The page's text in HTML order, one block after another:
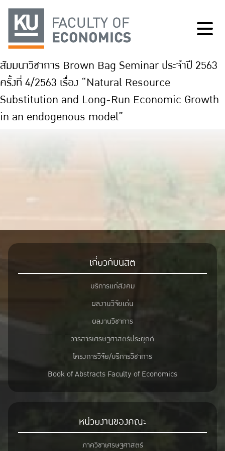
สัมมนาวิชาการ Brown Bag Seminar ประจำปี 2563
ครั้งที่ 4/2563 เรื่อง “Natural Resource
Substitution and Long-Run Economic Growth
in an endogenous model”
เกี่ยวกับนิสิต
บริการแก่สังคม
ผลงานวิจัยเด่น
ผลงานวิชาการ
วารสารเศรษฐศาสตร์ประยุกต์
โครงการวิจัย/บริการวิชาการ
Book of Abstracts Faculty of Economics
หน่วยงานของคณะ
ภาควิชาเศรษฐศาสตร์